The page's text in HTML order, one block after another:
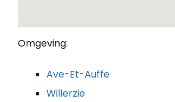
Omgeving:
Ave-Et-Auffe
Willerzie